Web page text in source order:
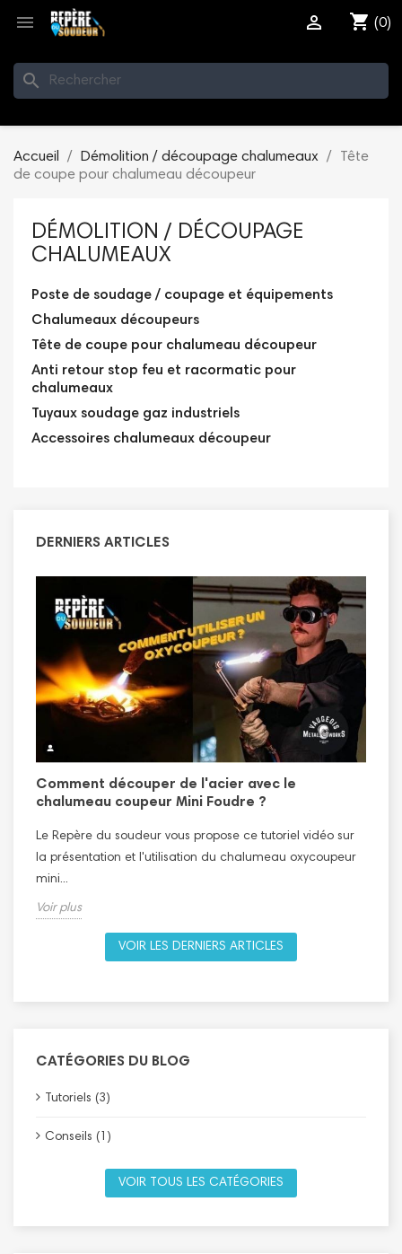
 shopping_cart (0)

search
Accueil Démolition / découpage chalumeaux
Tête
de coupe pour chalumeau découpeur
DÉMOLITION / DÉCOUPAGE
CHALUMEAUX
Poste de soudage / coupage et équipements
Chalumeaux découpeurs
Tête de coupe pour chalumeau découpeur
Anti retour stop feu et racormatic pour
chalumeaux
Tuyaux soudage gaz industriels
Accessoires chalumeaux découpeur
DERNIERS ARTICLES
Comment découper de l'acier avec le
chalumeau coupeur Mini Foudre ?
Le Repère du soudeur vous propose ce tutoriel vidéo sur
la présentation et l'utilisation du chalumeau oxycoupeur
mini...
Voir plus
VOIR LES DERNIERS ARTICLES
CATÉGORIES DU BLOG
Tutoriels (3)
Conseils (1)
VOIR TOUS LES CATÉGORIES